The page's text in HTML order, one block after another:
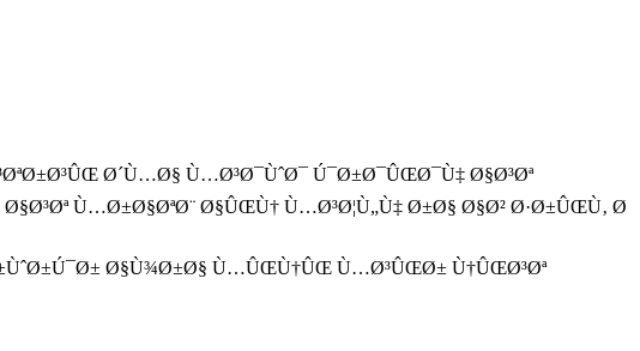
Ø´Ù…Ø§ Ù…Ø³Ø¯ÙˆØ¯ Ú¯Ø±Ø¯ÛŒØ¯Ù‡ Ø§Ø³Øª
Ù…Ø±Ø§ØªØ¨ Ø§ÛŒÙ† Ù…Ø³Ø¦Ù„Ù‡ Ø±Ø§ Ø§Ø² Ø·Ø±ÛŒÙ‚ Ø
Ø§Ù¾Ø±Ø§ Ù…ÛŒÙ†ÛŒ Ù…Ø³ÛŒØ± Ù†ÛŒØ³Øª